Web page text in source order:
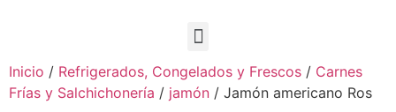
Inicio / Refrigerados, Congelados y Frescos / Carnes
Frías y Salchichonería / jamón / Jamón americano Ros